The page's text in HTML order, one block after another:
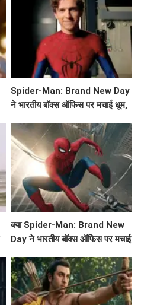
Spider-Man: Brand New Day
ने भारतीय बॉक्स ऑफिस पर मचाई धूम,
क्या Spider-Man: Brand New
Day ने भारतीय बॉक्स ऑफिस पर मचाई